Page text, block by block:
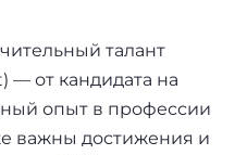
талант
— от кандидата на
опыт в профессии
важны достижения и